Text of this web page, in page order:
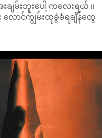
ျမ်းဘူးပေါ့ ကလေးရယ် ။
ောင်ကျွမ်းထုခွဲခံရချိန်တွေ